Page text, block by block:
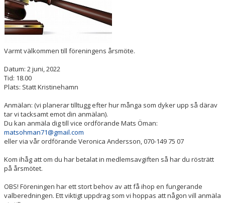
OM KLUBBEN
TRÄNINGSTIDER
FÖRENINGSKLÄDER
KIOSK
DOMARE
Varmt välkommen till föreningens årsmöte.
Datum: 2 juni, 2022
Tid: 18.00
Plats: Statt Kristinehamn
Anmälan: (vi planerar tilltugg efter hur många som dyker upp så därav
tar vi tacksamt emot din anmälan).
Du kan anmäla dig till vice ordförande Mats Öman:
matsohman71@gmail.com
eller via vår ordförande Veronica Andersson, 070-149 75 07
Kom ihåg att om du har betalat in medlemsavgiften så har du rösträtt
på årsmötet.
OBS! Föreningen har ett stort behov av att få ihop en fungerande
valberedningen. Ett viktigt uppdrag som vi hoppas att någon vill anmäla